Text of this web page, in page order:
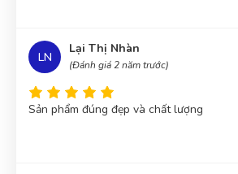
LN
Lại Thị Nhàn
(Đánh giá 2 năm trước)
Sản phẩm đúng đẹp và chất lượng